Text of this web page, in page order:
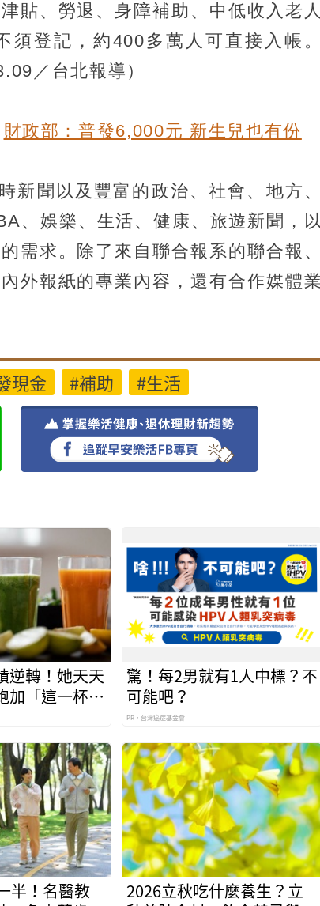
貼、勞退、身障補助、中低收入老人
登記，約400多萬人可直接入帳。
／台北報導）
財政部：普發6,000元 新生兒也有份
新聞以及豐富的政治、社會、地方、
、娛樂、生活、健康、旅遊新聞，以
需求。除了來自聯合報系的聯合報、
外報紙的專業內容，還有合作媒體業
現金 #補助 #生活
逆轉！她天天
加「這一杯」
驚！每2男就有1人中標？不
可能吧？
PR・台灣癌症基金會
半！名醫教
2026立秋吃什麼養生？立